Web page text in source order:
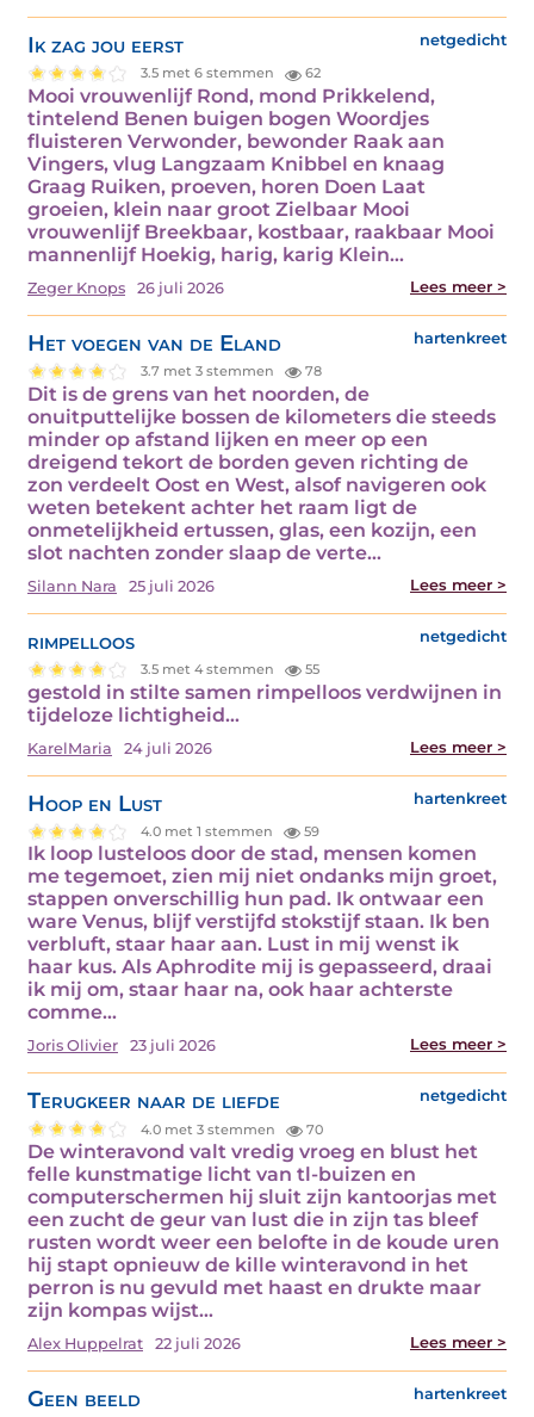
Ik zag jou eerst netgedicht
3.5 met 6 stemmen 62
Mooi vrouwenlijf Rond, mond Prikkelend,
tintelend Benen buigen bogen Woordjes
fluisteren Verwonder, bewonder Raak aan
Vingers, vlug Langzaam Knibbel en knaag
Graag Ruiken, proeven, horen Doen Laat
groeien, klein naar groot Zielbaar Mooi
vrouwenlijf Breekbaar, kostbaar, raakbaar Mooi
mannenlijf Hoekig, harig, karig Klein…
Zeger Knops 26 juli 2026 Lees meer >
Het voegen van de Eland hartenkreet
3.7 met 3 stemmen 78
Dit is de grens van het noorden, de
onuitputtelijke bossen de kilometers die steeds
minder op afstand lijken en meer op een
dreigend tekort de borden geven richting de
zon verdeelt Oost en West, alsof navigeren ook
weten betekent achter het raam ligt de
onmetelijkheid ertussen, glas, een kozijn, een
slot nachten zonder slaap de verte…
Silann Nara 25 juli 2026 Lees meer >
rimpelloos netgedicht
3.5 met 4 stemmen 55
gestold in stilte samen rimpelloos verdwijnen in
tijdeloze lichtigheid…
KarelMaria 24 juli 2026 Lees meer >
Hoop en Lust hartenkreet
4.0 met 1 stemmen 59
Ik loop lusteloos door de stad, mensen komen
me tegemoet, zien mij niet ondanks mijn groet,
stappen onverschillig hun pad. Ik ontwaar een
ware Venus, blijf verstijfd stokstijf staan. Ik ben
verbluft, staar haar aan. Lust in mij wenst ik
haar kus. Als Aphrodite mij is gepasseerd, draai
ik mij om, staar haar na, ook haar achterste
comme…
Joris Olivier 23 juli 2026 Lees meer >
Terugkeer naar de liefde netgedicht
4.0 met 3 stemmen 70
De winteravond valt vredig vroeg en blust het
felle kunstmatige licht van tl-buizen en
computerschermen hij sluit zijn kantoorjas met
een zucht de geur van lust die in zijn tas bleef
rusten wordt weer een belofte in de koude uren
hij stapt opnieuw de kille winteravond in het
perron is nu gevuld met haast en drukte maar
zijn kompas wijst…
Alex Huppelrat 22 juli 2026 Lees meer >
Geen beeld hartenkreet